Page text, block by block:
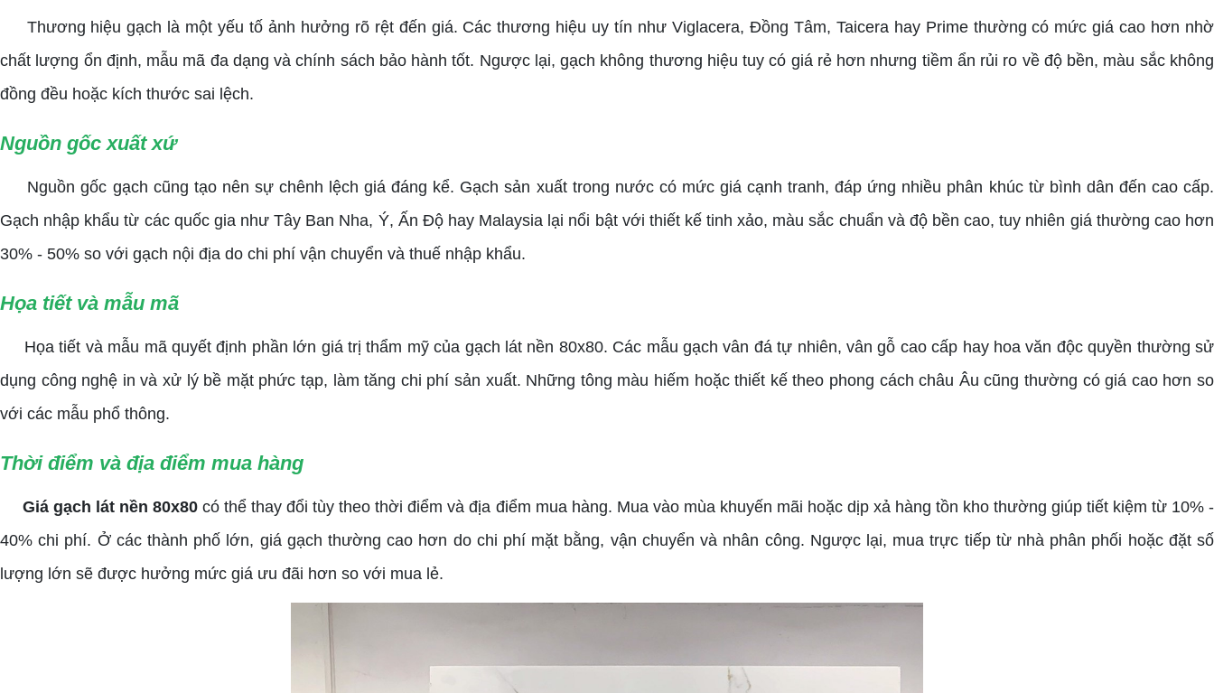
Thương hiệu gạch là một yếu tố ảnh hưởng rõ rệt đến giá. Các thương hiệu uy tín như Viglacera, Đồng Tâm, Taicera hay Prime thường có mức giá cao hơn nhờ
chất lượng ổn định, mẫu mã đa dạng và chính sách bảo hành tốt. Ngược lại, gạch không thương hiệu tuy có giá rẻ hơn nhưng tiềm ẩn rủi ro về độ bền, màu sắc không
đồng đều hoặc kích thước sai lệch.
Nguồn gốc xuất xứ
Nguồn gốc gạch cũng tạo nên sự chênh lệch giá đáng kể. Gạch sản xuất trong nước có mức giá cạnh tranh, đáp ứng nhiều phân khúc từ bình dân đến cao cấp.
Gạch nhập khẩu từ các quốc gia như Tây Ban Nha, Ý, Ấn Độ hay Malaysia lại nổi bật với thiết kế tinh xảo, màu sắc chuẩn và độ bền cao, tuy nhiên giá thường cao hơn
30% - 50% so với gạch nội địa do chi phí vận chuyển và thuế nhập khẩu.
Họa tiết và mẫu mã
Họa tiết và mẫu mã quyết định phần lớn giá trị thẩm mỹ của gạch lát nền 80x80. Các mẫu gạch vân đá tự nhiên, vân gỗ cao cấp hay hoa văn độc quyền thường sử
dụng công nghệ in và xử lý bề mặt phức tạp, làm tăng chi phí sản xuất. Những tông màu hiếm hoặc thiết kế theo phong cách châu Âu cũng thường có giá cao hơn so
với các mẫu phổ thông.
Thời điểm và địa điểm mua hàng
Giá gạch lát nền 80x80 có thể thay đổi tùy theo thời điểm và địa điểm mua hàng. Mua vào mùa khuyến mãi hoặc dịp xả hàng tồn kho thường giúp tiết kiệm từ 10% -
40% chi phí. Ở các thành phố lớn, giá gạch thường cao hơn do chi phí mặt bằng, vận chuyển và nhân công. Ngược lại, mua trực tiếp từ nhà phân phối hoặc đặt số
lượng lớn sẽ được hưởng mức giá ưu đãi hơn so với mua lẻ.